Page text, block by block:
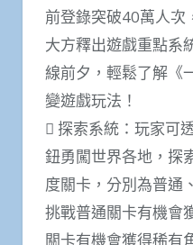
前登錄突破40萬人次
大方釋出遊戲重點系
線前夕，輕鬆了解《
變遊戲玩法！
 探索系統：玩家可
鈕勇闖世界各地，探
度關卡，分別為普通
挑戰普通關卡有機會
關卡有機會獲得稀有